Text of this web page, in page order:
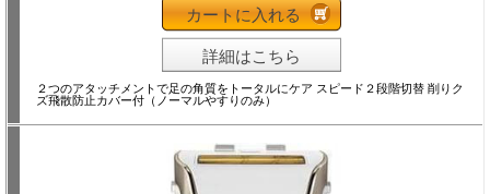
カートに入れる
詳細はこちら
２つのアタッチメントで足の角質をトータルにケア スピード２段階切替 削りク
ズ飛散防止カバー付（ノーマルやすりのみ）